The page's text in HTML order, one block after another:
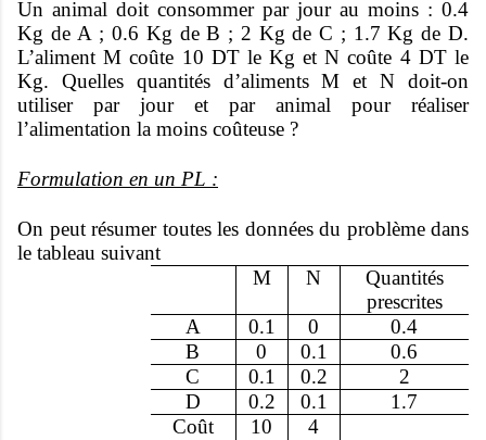
Un animal doit consommer par jour au moins : 0.4
Kg de A ; 0.6 Kg de B ; 2 Kg de C ; 1.7 Kg de D.
L’aliment M coûte 10 DT le Kg et N coûte 4 DT le
Kg. Quelles quantités d’aliments M et N doit-on
utiliser par jour et par animal pour réaliser
l’alimentation la moins coûteuse ?
Formulation en un PL :
On peut résumer toutes les données du problème dans
le tableau suivant
M
N
Quantités
prescrites
A
0.1 0
0.4
B
0 0.1
0.6
C
0.1 0.2
2
D
0.2 0.1
1.7
Coût
10
4